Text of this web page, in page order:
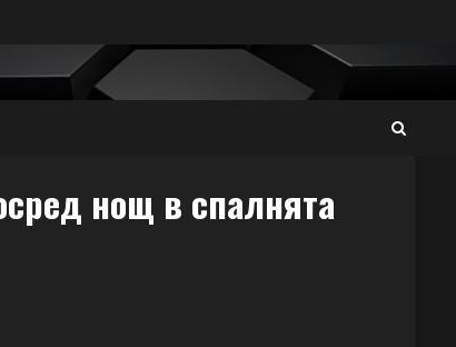
нощ в спалнята